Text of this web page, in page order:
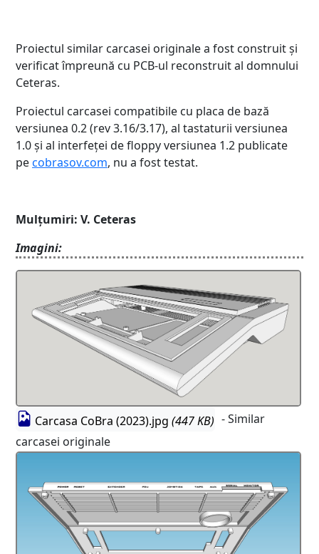
Proiectul similar carcasei originale a fost construit și
verificat împreună cu PCB-ul reconstruit al domnului
Ceteras.
Proiectul carcasei compatibile cu placa de bază
versiunea 0.2 (rev 3.16/3.17), al tastaturii versiunea
1.0 și al interfeței de floppy versiunea 1.2 publicate
pecobrasov.com, nu a fost testat.
Mulțumiri: V. Ceteras
Imagini:
Carcasa CoBra (2023).jpg (447 KB) - Similar
carcasei originale